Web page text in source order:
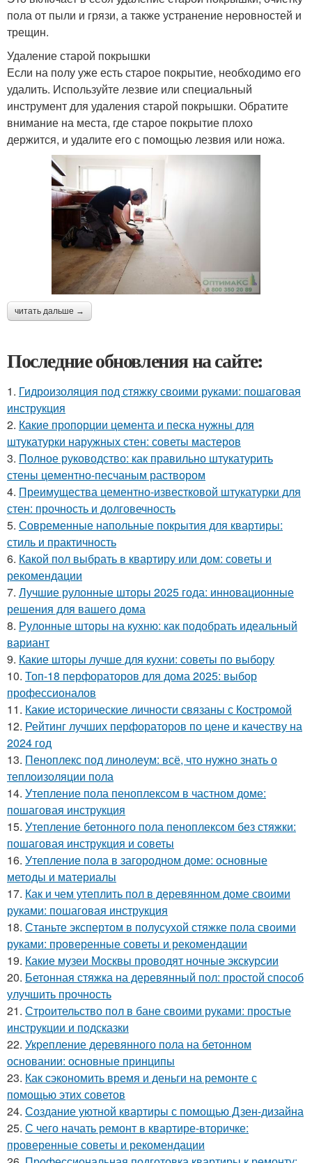
пола от пыли и грязи, а также устранение неровностей и
трещин.
Удаление старой покрышки
Если на полу уже есть старое покрытие, необходимо его
удалить. Используйте лезвие или специальный
инструмент для удаления старой покрышки. Обратите
внимание на места, где старое покрытие плохо
держится, и удалите его с помощью лезвия или ножа.
читать дальше →
Последние обновления на сайте:
1. Гидроизоляция под стяжку своими руками: пошаговая
инструкция
2. Какие пропорции цемента и песка нужны для
штукатурки наружных стен: советы мастеров
3. Полное руководство: как правильно штукатурить
стены цементно-песчаным раствором
4. Преимущества цементно-известковой штукатурки для
стен: прочность и долговечность
5. Современные напольные покрытия для квартиры:
стиль и практичность
6. Какой пол выбрать в квартиру или дом: советы и
рекомендации
7. Лучшие рулонные шторы 2025 года: инновационные
решения для вашего дома
8. Рулонные шторы на кухню: как подобрать идеальный
вариант
9. Какие шторы лучше для кухни: советы по выбору
10. Топ-18 перфораторов для дома 2025: выбор
профессионалов
11. Какие исторические личности связаны с Костромой
12. Рейтинг лучших перфораторов по цене и качеству на
2024 год
13. Пеноплекс под линолеум: всё, что нужно знать о
теплоизоляции пола
14. Утепление пола пеноплексом в частном доме:
пошаговая инструкция
15. Утепление бетонного пола пеноплексом без стяжки:
пошаговая инструкция и советы
16. Утепление пола в загородном доме: основные
методы и материалы
17. Как и чем утеплить пол в деревянном доме своими
руками: пошаговая инструкция
18. Станьте экспертом в полусухой стяжке пола своими
руками: проверенные советы и рекомендации
19. Какие музеи Москвы проводят ночные экскурсии
20. Бетонная стяжка на деревянный пол: простой способ
улучшить прочность
21. Строительство пол в бане своими руками: простые
инструкции и подсказки
22. Укрепление деревянного пола на бетонном
основании: основные принципы
23. Как сэкономить время и деньги на ремонте с
помощью этих советов
24. Создание уютной квартиры с помощью Дзен-дизайна
25. С чего начать ремонт в квартире-вторичке:
проверенные советы и рекомендации